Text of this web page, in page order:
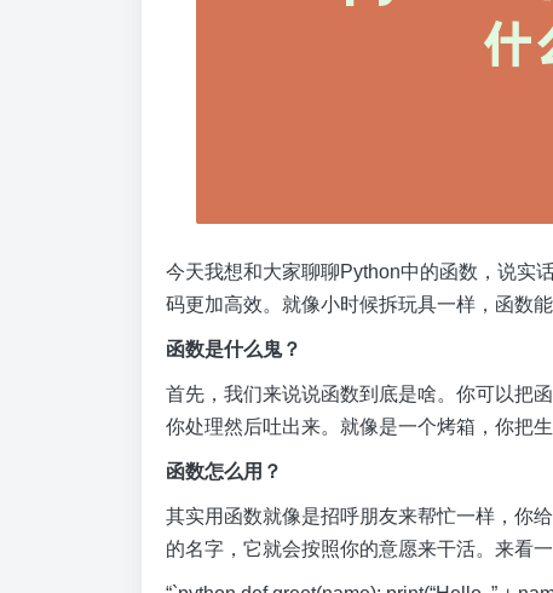
今天我想和大家聊聊Python中的函数，说实
码更加高效。就像小时候拆玩具一样，函数能
函数是什么鬼？
首先，我们来说说函数到底是啥。你可以把
你处理然后吐出来。就像是一个烤箱，你把
函数怎么用？
其实用函数就像是招呼朋友来帮忙一样，你
的名字，它就会按照你的意愿来干活。来看